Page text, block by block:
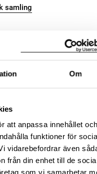
Om
att anpassa innehållet och
funktioner för
vidarebefordrar även
från din enhet till de
samling
mm
Bj 483
socken